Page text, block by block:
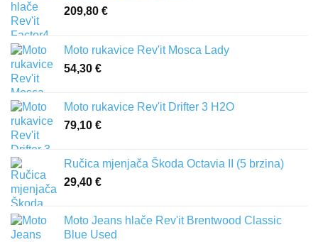
209,80 €
Moto rukavice Rev'it Mosca Lady
54,30 €
Moto rukavice Rev'it Drifter 3 H2O
79,10 €
Ručica mjenjača Škoda Octavia II (5 brzina)
29,40 €
Moto Jeans hlače Rev'it Brentwood Classic
Blue Used